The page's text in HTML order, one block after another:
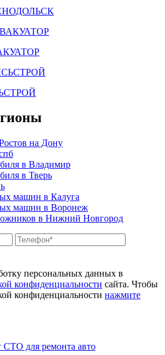
шоссе
на Дону
в Владимир
в Тверь
машин в Калуга
машин в Воронеж
в Нижний Новгород
персональных данных в
конфиденциальности сайта. Чтобы
конфиденциальности нажмите
СТО для ремонта авто